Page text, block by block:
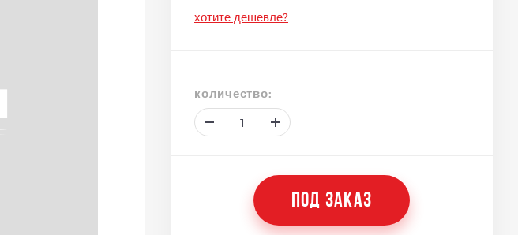
хотите дешевле?
количество:
ПОД ЗАКАЗ